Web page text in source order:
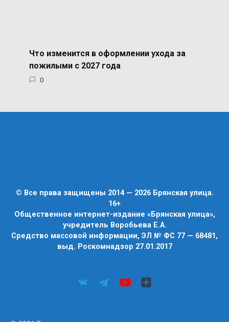
Что изменится в оформлении ухода за
пожилыми с 2027 года
0
© Все права защищены 2014 — 2026 Брянская улица.
16+
Общественное интернет-издание «Брянская улица»,
учредитель Воробьева Е.А.
Средство массовой информации, ЭЛ № ФС 77 — 68481,
выд. Роскомнадзор 27.01.2017